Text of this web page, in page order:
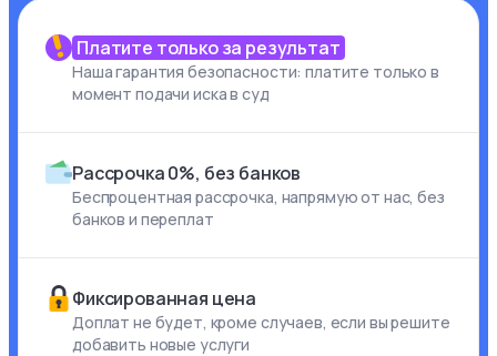
Платите только за результат
Наша гарантия безопасности: платите только в
момент подачи иска в суд
Рассрочка 0%, без банков
Беспроцентная рассрочка, напрямую от нас, без
банков и переплат
Фиксированная цена
Доплат не будет, кроме случаев, если вы решите
добавить новые услуги